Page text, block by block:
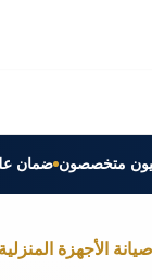
متخصصون ضمان
الأجهزة المنزلية